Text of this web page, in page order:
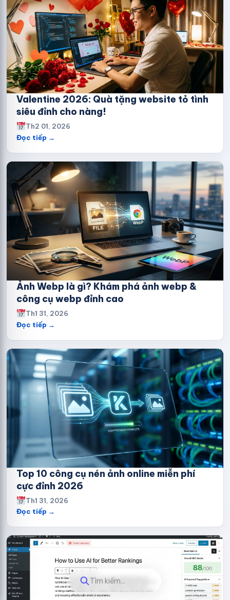
Valentine 2026: Quà tặng website tỏ tình
siêu đỉnh cho nàng!
Th2 01, 2026
Đọc tiếp →
Ảnh Webp là gì? Khám phá ảnh webp &
công cụ webp đỉnh cao
Th1 31, 2026
Đọc tiếp →
Top 10 công cụ nén ảnh online miễn phí
cực đỉnh 2026
Th1 31, 2026
Đọc tiếp →
Tìm kiếm...